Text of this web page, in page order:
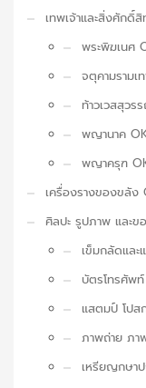
เทพเจ้าและสิ่งศักดิ์
พระพิฆเนศ
จตุคามรามเ
ท้าวเวสสุว
พญานาค
พญาครุฑ
เครื่องรางของขลัง
ศิลปะ รูปภาพ และข
เข็มกลัดแล
บัตรโทรศัพ
แสตมป์ โปส
ภาพถ่าย ภ
เหรียญกษา